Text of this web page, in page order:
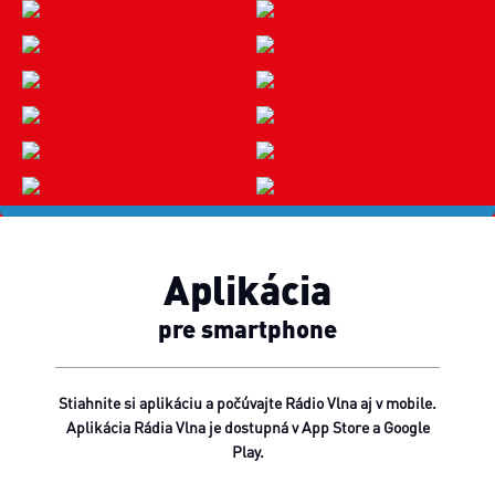
Aplikácia
pre smartphone
Stiahnite si aplikáciu a počúvajte Rádio Vlna aj v mobile.
Aplikácia Rádia Vlna je dostupná v App Store a Google
Play.